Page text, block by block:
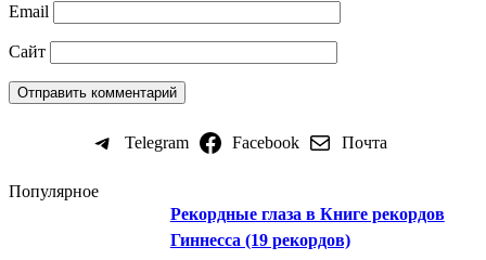
Email
Сайт
Telegram Facebook Почта
Популярное
Рекордные глаза в Книге рекордов
Гиннесса (19 рекордов)